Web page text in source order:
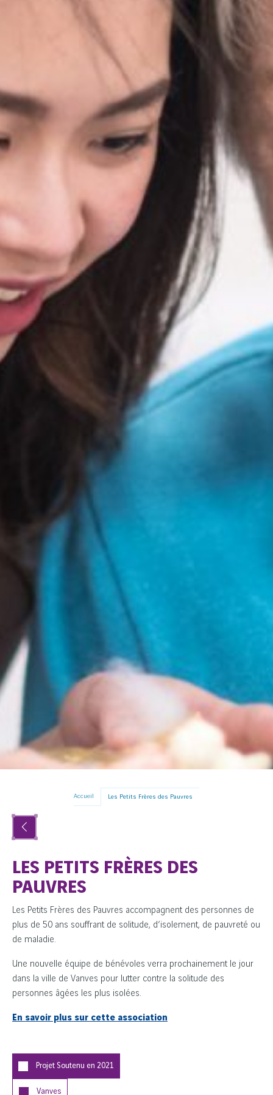
Accueil Les Petits Frères des Pauvres
LES PETITS FRÈRES DES
PAUVRES
Les Petits Frères des Pauvres accompagnent des personnes de
plus de 50 ans souffrant de solitude, d’isolement, de pauvreté ou
de maladie.
Une nouvelle équipe de bénévoles verra prochainement le jour
dans la ville de Vanves pour lutter contre la solitude des
personnes âgées les plus isolées.
En savoir plus sur cette association
Projet Soutenu en 2021
Vanves